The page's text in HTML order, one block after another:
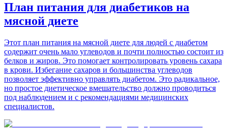
План питания для диабетиков на
мясной диете
Этот план питания на мясной диете для людей с диабетом
содержит очень мало углеводов и почти полностью состоит из
белков и жиров. Это помогает контролировать уровень сахара
в крови. Избегание сахаров и большинства углеводов
позволяет эффективно управлять диабетом. Это радикальное,
но простое диетическое вмешательство должно проводиться
под наблюдением и с рекомендациями медицинских
специалистов.